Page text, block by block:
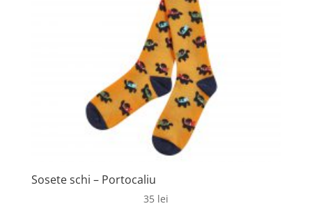
Sosete schi – Portocaliu
35 lei